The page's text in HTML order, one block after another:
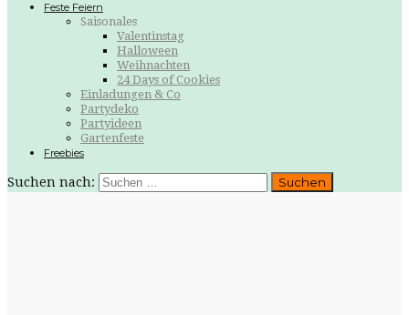
Feste Feiern
Saisonales
Valentinstag
Halloween
Weihnachten
24 Days of Cookies
Einladungen & Co
Partydeko
Partyideen
Gartenfeste
Freebies
Suchen nach: